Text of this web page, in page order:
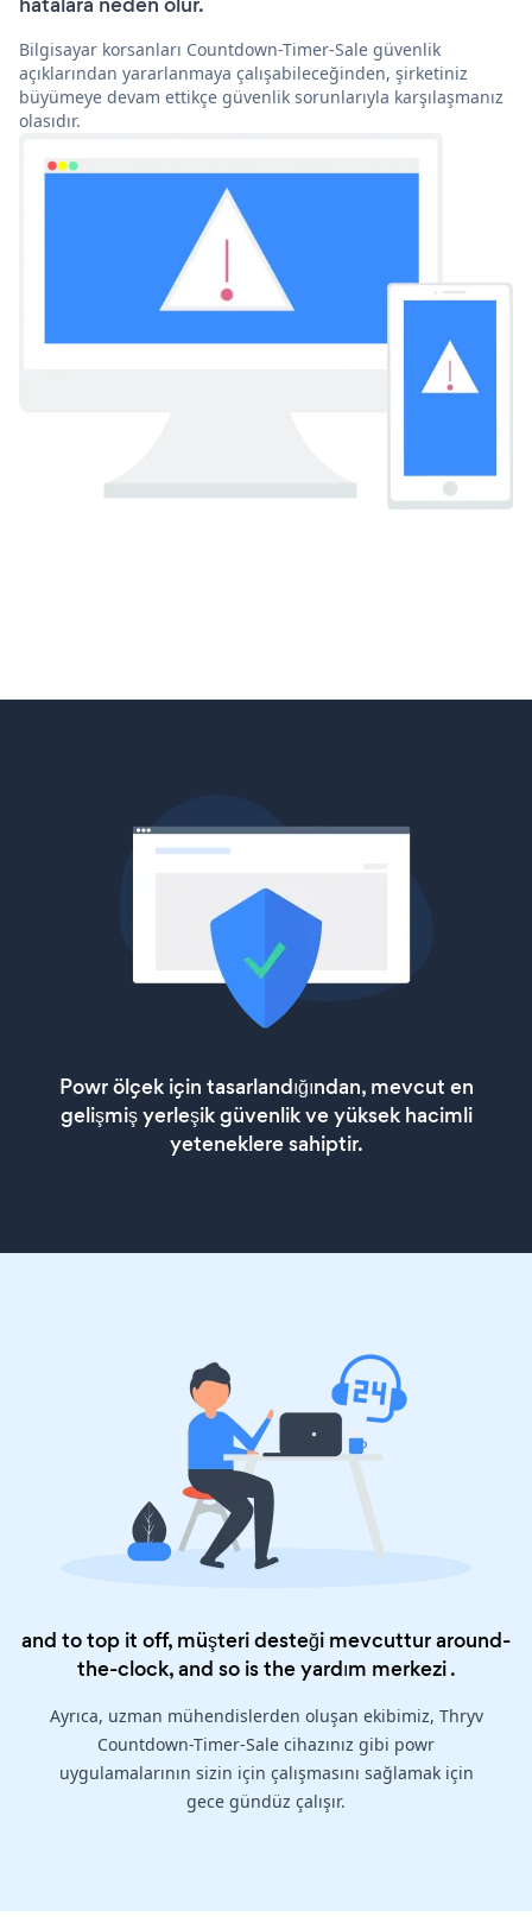
Bilgisayar korsanları Countdown-Timer-Sale güvenlik
açıklarından yararlanmaya çalışabileceğinden, şirketiniz
büyümeye devam ettikçe güvenlik sorunlarıyla karşılaşmanız
olasıdır.
Powr ölçek için tasarlandığından, mevcut en
gelişmiş yerleşik güvenlik ve yüksek hacimli
yeteneklere sahiptir.
and to top it off, müşteri desteği mevcuttur around-
the-clock, and so is theyardım merkezi.
Ayrıca, uzman mühendislerden oluşan ekibimiz, Thryv
Countdown-Timer-Sale cihazınız gibi powr
uygulamalarının sizin için çalışmasını sağlamak için
gece gündüz çalışır.